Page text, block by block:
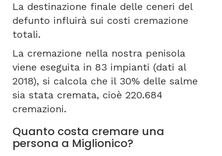
La destinazione finale delle ceneri del
defunto influirà sui costi cremazione
totali.
La cremazione nella nostra penisola
viene eseguita in 83 impianti (dati al
2018), si calcola che il 30% delle salme
sia stata cremata, cioè 220.684
cremazioni.
Quanto costa cremare una
persona a Miglionico?